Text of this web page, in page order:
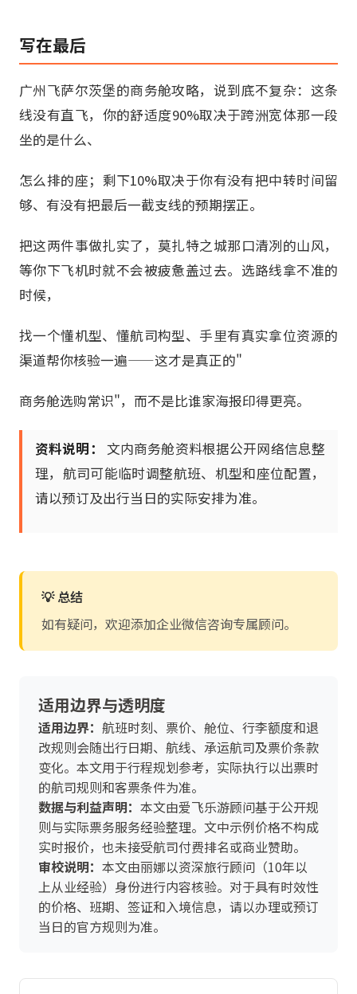
写在最后
广州飞萨尔茨堡的商务舱攻略，说到底不复杂：这条
线没有直飞，你的舒适度90%取决于跨洲宽体那一段
坐的是什么、
怎么排的座；剩下10%取决于你有没有把中转时间留
够、有没有把最后一截支线的预期摆正。
把这两件事做扎实了，莫扎特之城那口清冽的山风，
等你下飞机时就不会被疲惫盖过去。选路线拿不准的
时候，
找一个懂机型、懂航司构型、手里有真实拿位资源的
渠道帮你核验一遍——这才是真正的"
商务舱选购常识"，而不是比谁家海报印得更亮。
资料说明：
文内商务舱资料根据公开网络信息整
理，航司可能临时调整航班、机型和座位配置，
请以预订及出行当日的实际安排为准。
💡 总结
如有疑问，欢迎添加企业微信咨询专属顾问。
适用边界与透明度
适用边界： 航班时刻、票价、舱位、行李额度和退
改规则会随出行日期、航线、承运航司及票价条款
变化。本文用于行程规划参考，实际执行以出票时
的航司规则和客票条件为准。
数据与利益声明： 本文由爱飞乐游顾问基于公开规
则与实际票务服务经验整理。文中示例价格不构成
实时报价，也未接受航司付费排名或商业赞助。
审校说明： 本文由丽娜以资深旅行顾问（10年以
上从业经验）身份进行内容核验。对于具有时效性
的价格、班期、签证和入境信息，请以办理或预订
当日的官方规则为准。